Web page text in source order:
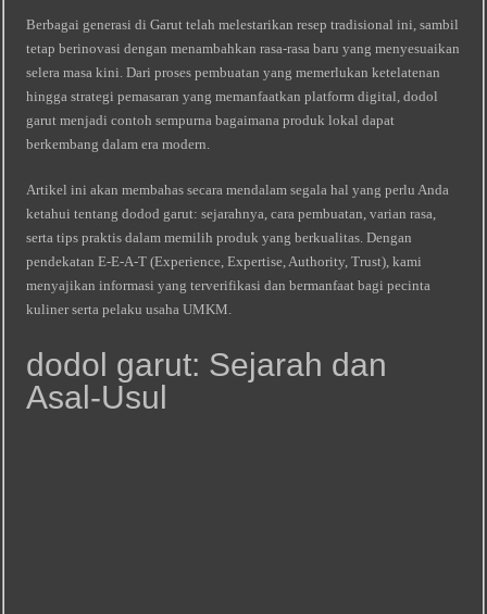
Berbagai generasi di Garut telah melestarikan resep tradisional ini, sambil
tetap berinovasi dengan menambahkan rasa‑rasa baru yang menyesuaikan
selera masa kini. Dari proses pembuatan yang memerlukan ketelatenan
hingga strategi pemasaran yang memanfaatkan platform digital, dodol
garut menjadi contoh sempurna bagaimana produk lokal dapat
berkembang dalam era modern.
Artikel ini akan membahas secara mendalam segala hal yang perlu Anda
ketahui tentang dodod garut: sejarahnya, cara pembuatan, varian rasa,
serta tips praktis dalam memilih produk yang berkualitas. Dengan
pendekatan E‑E‑A‑T (Experience, Expertise, Authority, Trust), kami
menyajikan informasi yang terverifikasi dan bermanfaat bagi pecinta
kuliner serta pelaku usaha UMKM.
dodol garut: Sejarah dan
Asal‑Usul